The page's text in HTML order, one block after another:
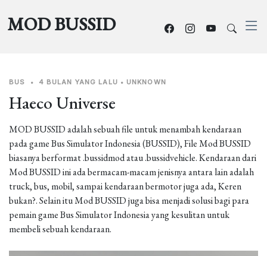
MOD BUSSID
BUS • 4 BULAN YANG LALU • UNKNOWN
Haeco Universe
MOD BUSSID adalah sebuah file untuk menambah kendaraan
pada game Bus Simulator Indonesia (BUSSID), File Mod BUSSID
biasanya berformat .bussidmod atau .bussidvehicle. Kendaraan dari
Mod BUSSID ini ada bermacam-macam jenisnya antara lain adalah
truck, bus, mobil, sampai kendaraan bermotor juga ada, Keren
bukan?. Selain itu Mod BUSSID juga bisa menjadi solusi bagi para
pemain game Bus Simulator Indonesia yang kesulitan untuk
membeli sebuah kendaraan.